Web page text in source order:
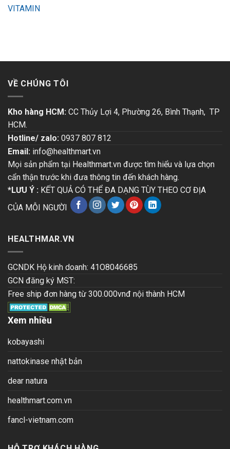
VITAMIN
VỀ CHÚNG TÔI
Kho hàng HCM: CC Thủy Lợi 4, Phường 26, Bình Thạnh, TP
HCM.
Hotline/ zalo: 0937 807 812
Email: info@healthmart.vn
Mọi sản phẩm tại Healthmart.vn được tìm hiểu và lựa chọn
cẩn thận trước khi đưa thông tin đến khách hàng.
*LƯU Ý : KẾT QUẢ CÓ THỂ ĐA DẠNG TÙY THEO CƠ ĐỊA
CỦA MỖI NGƯỜI
HEALTHMAR.VN
GCNDK Hộ kinh doanh: 41O8046685
GCN đăng ký MST:
Free ship đơn hàng từ 300.000vnđ nội thành HCM
Xem nhiều
kobayashi
nattokinase nhật bản
dear natura
healthmart.com.vn
fancl-vietnam.com